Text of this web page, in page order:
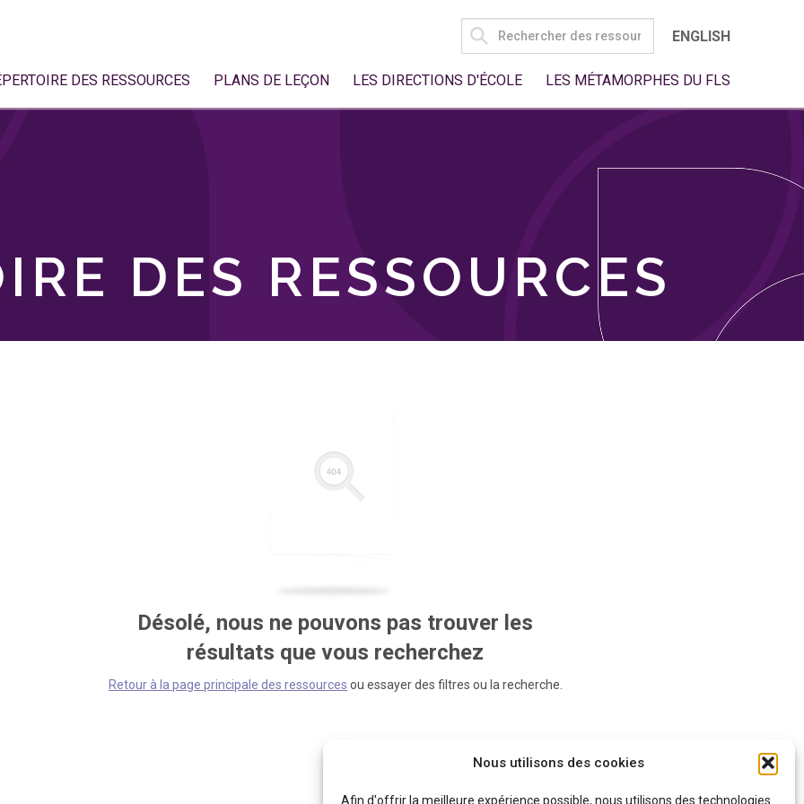
Nous utilisons des cookies
Afin d'offrir la meilleure expérience possible, nous utilisons des technologies
SEARCH
FOR:
ENGLISH
DES RESSOURCES PLANS DE LEÇON LES DIRECTIONS D'ÉCOLE LES MÉTAMORPHES DU FLS
DES RESSOURCES
Désolé, nous ne pouvons pas trouver les
résultats que vous recherchez
Retour à la page principale des ressources ou essayer des filtres ou la recherche.